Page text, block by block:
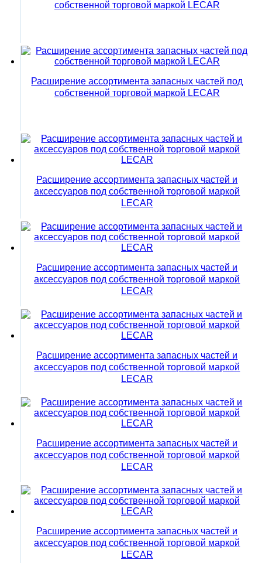
собственной торговой маркой LECAR
Расширение ассортимента запасных частей под
собственной торговой маркой LECAR
Расширение ассортимента запасных частей и
аксессуаров под собственной торговой маркой
LECAR
Расширение ассортимента запасных частей и
аксессуаров под собственной торговой маркой
LECAR
Расширение ассортимента запасных частей и
аксессуаров под собственной торговой маркой
LECAR
Расширение ассортимента запасных частей и
аксессуаров под собственной торговой маркой
LECAR
Расширение ассортимента запасных частей и
аксессуаров под собственной торговой маркой
LECAR